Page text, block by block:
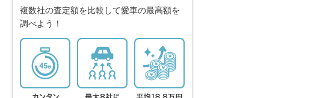
複数社の査定額を比較して愛車の最高額を
調べよう！